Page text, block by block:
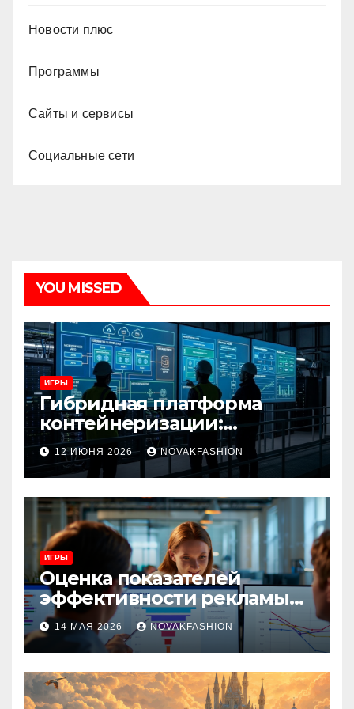
Новости плюс
Программы
Сайты и сервисы
Социальные сети
YOU MISSED
ИГРЫ
Гибридная платформа
контейнеризации:
архитектура, особенности
и сценарии использования
12 ИЮНЯ 2026 NOVAKFASHION
ИГРЫ
Оценка показателей
эффективности рекламы
при атрибуции
множественных точек
касания
14 МАЯ 2026 NOVAKFASHION